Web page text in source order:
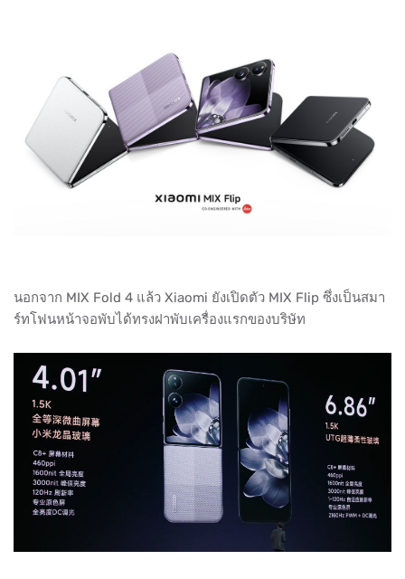
นอกจาก MIX Fold 4 แล้ว Xiaomi ยังเปิดตัว MIX Flip ซึ่งเป็นสมา
ร์ทโฟนหน้าจอพับได้ทรงฝาพับเครื่องแรกของบริษัท